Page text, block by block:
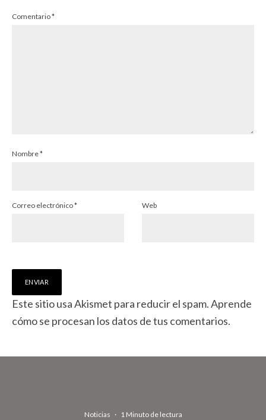
Comentario*
Nombre*
Correo electrónico* Web
Este sitio usa Akismet para reducir el spam.Aprende
cómo se procesan los datos de tus comentarios.
Noticias · 1 Minuto de lectura